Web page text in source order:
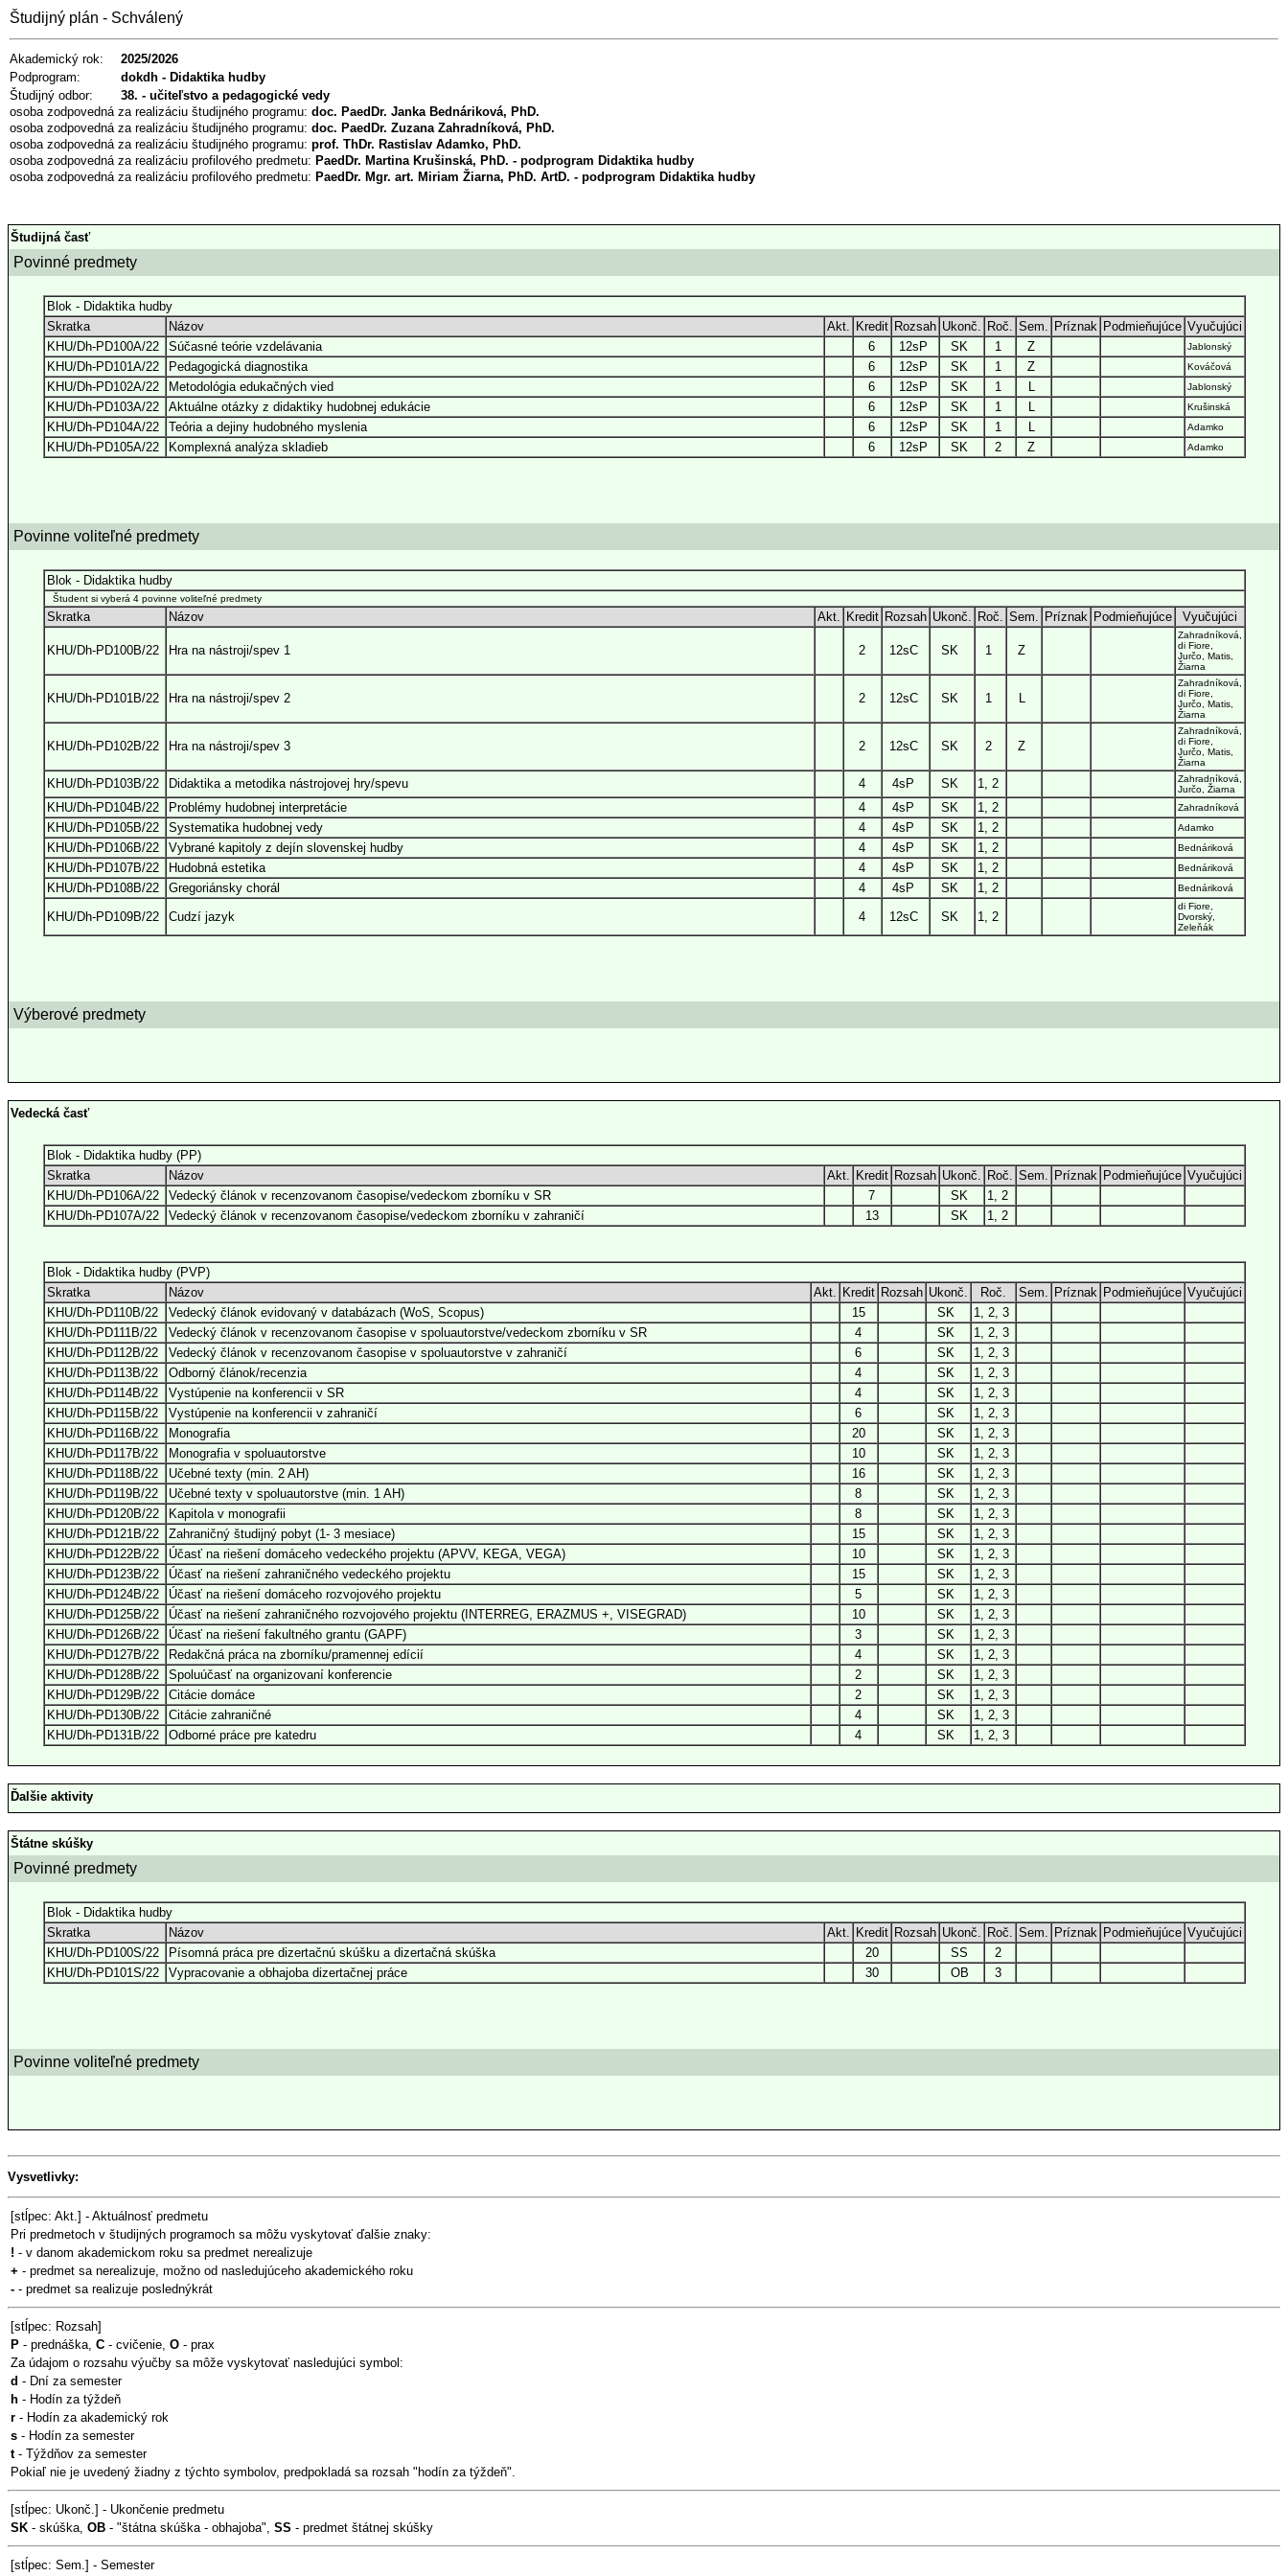
Študijný plán - Schválený
Akademický rok:
2025/2026
Podprogram:
dokdh - Didaktika hudby
Študijný odbor:
38. - učiteľstvo a pedagogické vedy
osoba zodpovedná za realizáciu študijného programu: doc. PaedDr. Janka Bednáriková, PhD.
osoba zodpovedná za realizáciu študijného programu: doc. PaedDr. Zuzana Zahradníková, PhD.
osoba zodpovedná za realizáciu študijného programu: prof. ThDr. Rastislav Adamko, PhD.
osoba zodpovedná za realizáciu profilového predmetu: PaedDr. Martina Krušinská, PhD. - podprogram Didaktika hudby
osoba zodpovedná za realizáciu profilového predmetu: PaedDr. Mgr. art. Miriam Žiarna, PhD. ArtD. - podprogram Didaktika hudby
Študijná časť
Povinné predmety
Blok - Didaktika hudby
Skratka
Názov Akt. Kredit Rozsah Ukonč. Roč. Sem. Príznak Podmieňujúce Vyučujúci
KHU/Dh-PD100A/22
Súčasné teórie vzdelávania 6 12sP SK 1 Z Jablonský
KHU/Dh-PD101A/22 Pedagogická diagnostika 6 12sP SK 1 Z Kováčová
KHU/Dh-PD102A/22 Metodológia edukačných vied 6 12sP SK 1 L Jablonský
KHU/Dh-PD103A/22 Aktuálne otázky z didaktiky hudobnej edukácie 6 12sP SK 1 L Krušinská
KHU/Dh-PD104A/22 Teória a dejiny hudobného myslenia 6 12sP SK 1 L Adamko
KHU/Dh-PD105A/22 Komplexná analýza skladieb 6 12sP SK 2 Z Adamko
Povinne voliteľné predmety
Blok - Didaktika hudby
Študent si vyberá 4 povinne voliteľné predmety
Skratka Názov Akt. Kredit Rozsah Ukonč. Roč. Sem. Príznak Podmieňujúce Vyučujúci
KHU/Dh-PD100B/22 Hra na nástroji/spev 1 2 12sC SK 1 Z
Zahradníková,
di Fiore,
Jurčo, Matis,
Žiarna
KHU/Dh-PD101B/22 Hra na nástroji/spev 2 2 12sC SK 1 L
Zahradníková,
di Fiore,
Jurčo, Matis,
Žiarna
KHU/Dh-PD102B/22 Hra na nástroji/spev 3 2 12sC SK 2 Z
Zahradníková,
di Fiore,
Jurčo, Matis,
Žiarna
KHU/Dh-PD103B/22 Didaktika a metodika nástrojovej hry/spevu 4 4sP SK 1, 2
Zahradníková,
Jurčo, Žiarna
KHU/Dh-PD104B/22 Problémy hudobnej interpretácie 4 4sP SK 1, 2 Zahradníková
KHU/Dh-PD105B/22 Systematika hudobnej vedy 4 4sP SK 1, 2 Adamko
KHU/Dh-PD106B/22 Vybrané kapitoly z dejín slovenskej hudby 4 4sP SK 1, 2 Bednáriková
KHU/Dh-PD107B/22 Hudobná estetika 4 4sP SK 1, 2 Bednáriková
KHU/Dh-PD108B/22 Gregoriánsky chorál 4 4sP SK 1, 2 Bednáriková
KHU/Dh-PD109B/22 Cudzí jazyk 4 12sC SK 1, 2
di Fiore,
Dvorský,
Zeleňák
Výberové predmety
Vedecká časť
Blok - Didaktika hudby (PP)
Skratka
Názov Akt. Kredit Rozsah Ukonč. Roč. Sem. Príznak Podmieňujúce Vyučujúci
KHU/Dh-PD106A/22
Vedecký článok v recenzovanom časopise/vedeckom zborníku v SR 7 SK
1, 2
KHU/Dh-PD107A/22
Vedecký článok v recenzovanom časopise/vedeckom zborníku v zahraničí 13 SK 1, 2
Blok - Didaktika hudby (PVP)
Skratka
Názov Akt. Kredit Rozsah Ukonč. Roč. Sem. Príznak Podmieňujúce Vyučujúci
KHU/Dh-PD110B/22
Vedecký článok evidovaný v databázach (WoS, Scopus) 15 SK
1, 2, 3
KHU/Dh-PD111B/22
Vedecký článok v recenzovanom časopise v spoluautorstve/vedeckom zborníku v SR 4 SK
1, 2, 3
KHU/Dh-PD112B/22
Vedecký článok v recenzovanom časopise v spoluautorstve v zahraničí 6 SK
1, 2, 3
KHU/Dh-PD113B/22
Odborný článok/recenzia 4 SK
1, 2, 3
KHU/Dh-PD114B/22
Vystúpenie na konferencii v SR 4 SK
1, 2, 3
KHU/Dh-PD115B/22
Vystúpenie na konferencii v zahraničí 6 SK
1, 2, 3
KHU/Dh-PD116B/22
Monografia 20 SK
1, 2, 3
KHU/Dh-PD117B/22
Monografia v spoluautorstve 10 SK
1, 2, 3
KHU/Dh-PD118B/22
Učebné texty (min. 2 AH) 16 SK
1, 2, 3
KHU/Dh-PD119B/22
Učebné texty v spoluautorstve (min. 1 AH) 8 SK
1, 2, 3
KHU/Dh-PD120B/22
Kapitola v monografii 8 SK
1, 2, 3
KHU/Dh-PD121B/22
Zahraničný študijný pobyt (1- 3 mesiace) 15 SK
1, 2, 3
KHU/Dh-PD122B/22
Účasť na riešení domáceho vedeckého projektu (APVV, KEGA, VEGA) 10 SK
1, 2, 3
KHU/Dh-PD123B/22
Účasť na riešení zahraničného vedeckého projektu 15 SK
1, 2, 3
KHU/Dh-PD124B/22
Účasť na riešení domáceho rozvojového projektu 5 SK
1, 2, 3
KHU/Dh-PD125B/22
Účasť na riešení zahraničného rozvojového projektu (INTERREG, ERAZMUS +, VISEGRAD) 10 SK
1, 2, 3
KHU/Dh-PD126B/22
Účasť na riešení fakultného grantu (GAPF) 3 SK
1, 2, 3
KHU/Dh-PD127B/22
Redakčná práca na zborníku/pramennej edícií 4 SK
1, 2, 3
KHU/Dh-PD128B/22
Spoluúčasť na organizovaní konferencie 2 SK
1, 2, 3
KHU/Dh-PD129B/22
Citácie domáce 2 SK
1, 2, 3
KHU/Dh-PD130B/22
Citácie zahraničné 4 SK
1, 2, 3
KHU/Dh-PD131B/22
Odborné práce pre katedru 4 SK 1, 2, 3
Ďalšie aktivity
Štátne skúšky
Povinné predmety
Blok - Didaktika hudby
Skratka
Názov Akt. Kredit Rozsah Ukonč. Roč. Sem. Príznak Podmieňujúce Vyučujúci
KHU/Dh-PD100S/22
Písomná práca pre dizertačnú skúšku a dizertačná skúška 20 SS
2
KHU/Dh-PD101S/22
Vypracovanie a obhajoba dizertačnej práce 30 OB 3
Povinne voliteľné predmety
Vysvetlivky:
[stĺpec: Akt.] - Aktuálnosť predmetu
Pri predmetoch v študijných programoch sa môžu vyskytovať ďalšie znaky:
! - v danom akademickom roku sa predmet nerealizuje
+ - predmet sa nerealizuje, možno od nasledujúceho akademického roku
- - predmet sa realizuje poslednýkrát
[stĺpec: Rozsah]
P - prednáška, C - cvičenie, O - prax
Za údajom o rozsahu výučby sa môže vyskytovať nasledujúci symbol:
d - Dní za semester
h - Hodín za týždeň
r - Hodín za akademický rok
s - Hodín za semester
t- Týždňov za semester
Pokiaľ nie je uvedený žiadny z týchto symbolov, predpokladá sa rozsah "hodín za týždeň".
[stĺpec: Ukonč.] - Ukončenie predmetu
SK - skúška, OB - "štátna skúška - obhajoba", SS - predmet štátnej skúšky
[stĺpec: Sem.] - Semester